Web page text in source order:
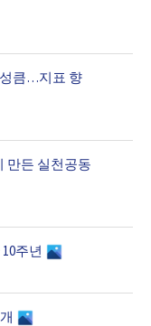
성큼…지표 향
만든 실천공동
주년